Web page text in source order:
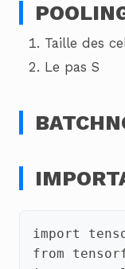
Taille des
Le pas S
import
from